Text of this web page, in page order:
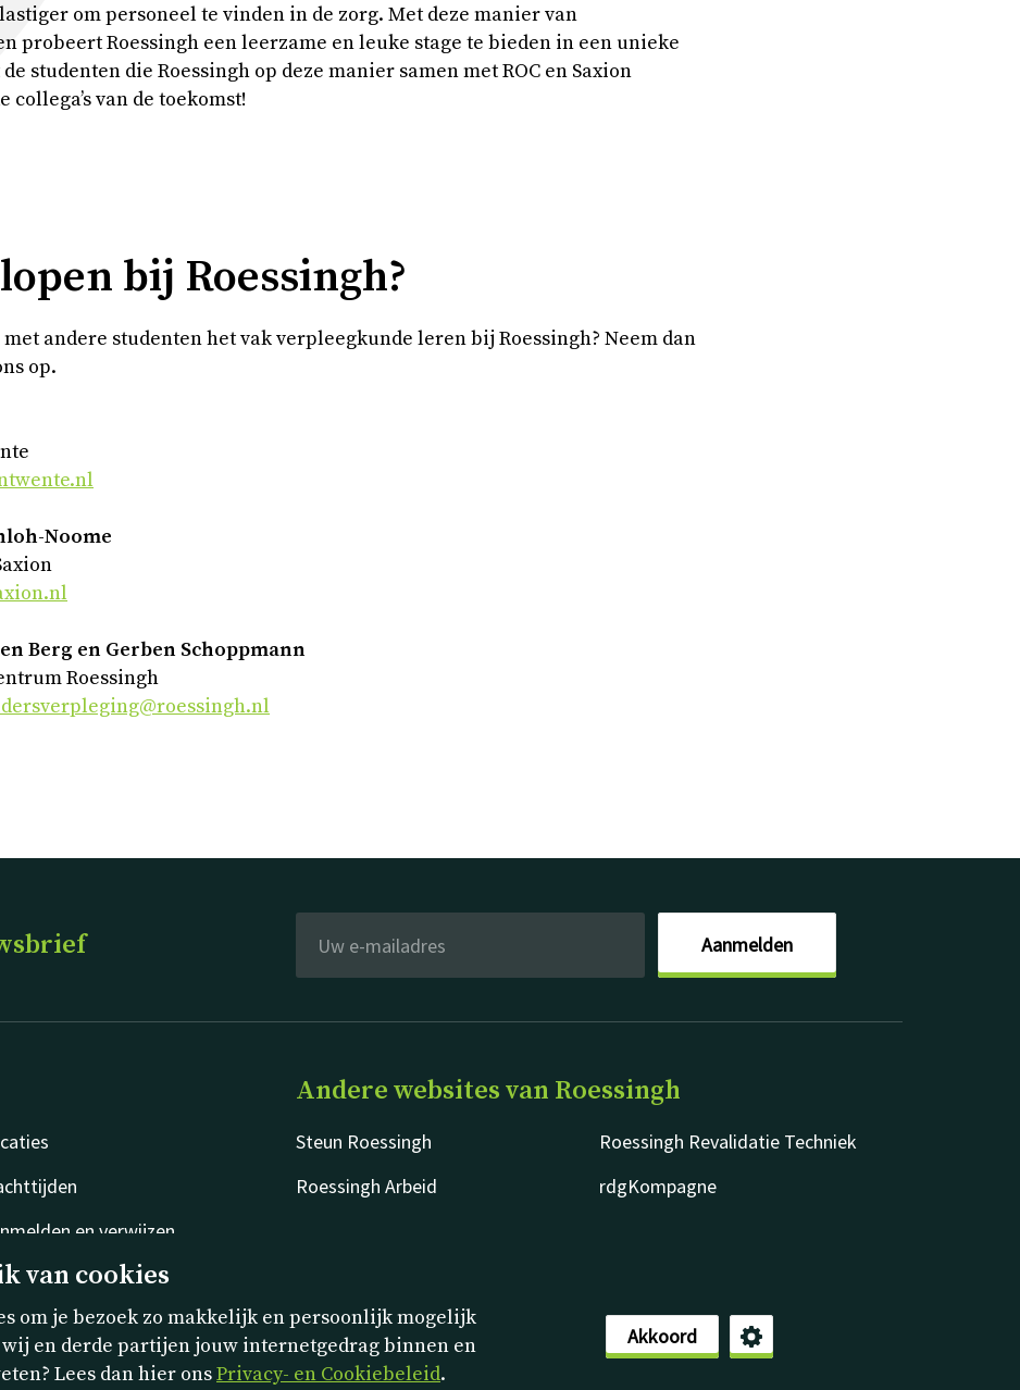
van cookies
om je bezoek zo makkelijk en persoonlijk mogelijk
en derde partijen jouw internetgedrag binnen en
Lees dan hier onsPrivacy- en Cookiebeleid.
Akkoord
om personeel te vinden in de zorg. Met deze manier van
probeert Roessingh een leerzame en leuke stage te bieden in een unieke
studenten die Roessingh op deze manier samen met ROC en Saxion
collega’s van de toekomst!
bij Roessingh?
andere studenten het vak verpleegkunde leren bij Roessingh? Neem dan
op.
Noome
Berg en Gerben Schoppmann
Roessingh
Aanmelden
en verwijzen
Andere websites van Roessingh
Steun Roessingh
Roessingh Revalidatie Techniek
Roessingh Arbeid
rdgKompagne